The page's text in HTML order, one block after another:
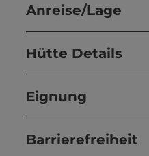
Anreise/Lage
Hütte Details
Eignung
Barrierefreiheit